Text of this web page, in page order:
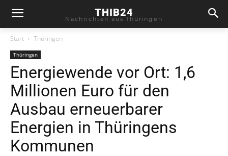
THIB24
Nachrichten aus Thüringen
Start Thüringen
Thüringen
Energiewende vor Ort: 1,6
Millionen Euro für den
Ausbau erneuerbarer
Energien in Thüringens
Kommunen